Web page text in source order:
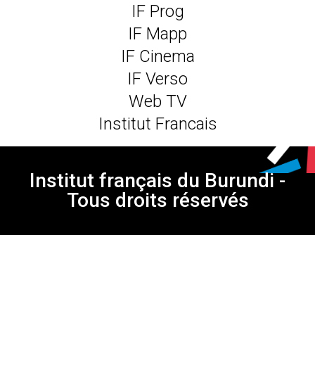
IF Prog
IF Mapp
IF Cinema
IF Verso
Web TV
Institut Francais
Institut français du Burundi -
Tous droits réservés